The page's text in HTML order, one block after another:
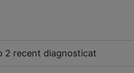
2 recent diagnosticat